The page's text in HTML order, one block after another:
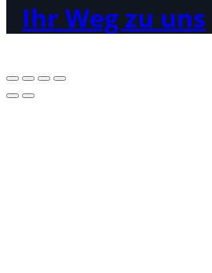
Ihr Weg zu uns